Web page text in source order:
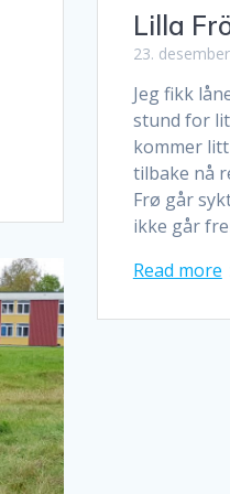
Lilla
23.
Jeg fikk
stund for
kommer
tilbake nå
Frø går
ikke går
Read more